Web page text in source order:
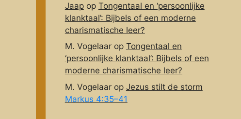
Jaapop Tongentaal en ‘persoonlijke
klanktaal’: Bijbels of een moderne
charismatische leer?
M. Vogelaarop Tongentaal en
‘persoonlijke klanktaal’: Bijbels of een
moderne charismatische leer?
M. Vogelaarop Jezus stilt de storm
Markus 4:35–41